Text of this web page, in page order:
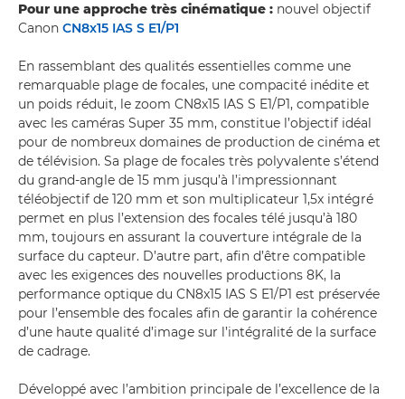
Pour une approche très cinématique : nouvel objectif
Canon CN8x15 IAS S E1/P1
En rassemblant des qualités essentielles comme une
remarquable plage de focales, une compacité inédite et
un poids réduit, le zoom CN8x15 IAS S E1/P1, compatible
avec les caméras Super 35 mm, constitue l’objectif idéal
pour de nombreux domaines de production de cinéma et
de télévision. Sa plage de focales très polyvalente s’étend
du grand-angle de 15 mm jusqu’à l’impressionnant
téléobjectif de 120 mm et son multiplicateur 1,5x intégré
permet en plus l’extension des focales télé jusqu’à 180
mm, toujours en assurant la couverture intégrale de la
surface du capteur. D’autre part, afin d’être compatible
avec les exigences des nouvelles productions 8K, la
performance optique du CN8x15 IAS S E1/P1 est préservée
pour l’ensemble des focales afin de garantir la cohérence
d’une haute qualité d’image sur l’intégralité de la surface
de cadrage.
Développé avec l’ambition principale de l’excellence de la